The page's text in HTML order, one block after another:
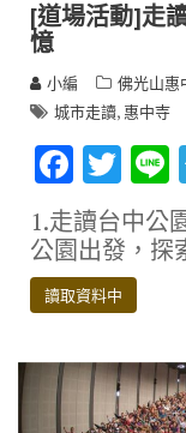
[道場活動]走
憶
小編 佛光山惠
城市走讀, 惠中寺
F
ac
e
b
o
o
k
T
w
it
te
r
1.走讀台中公
公園出發，探
讀取資料中